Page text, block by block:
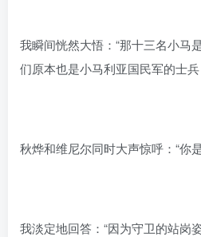
我瞬间恍然大悟：“那十三名小马
们原本也是小马利亚国民军的士
秋烨和维尼尔同时大声惊呼：“你
我淡定地回答：“因为守卫的站岗